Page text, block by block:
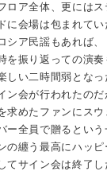
ロア全体、更には
に会場は包まれて
シア民謡もあれば
を振り返っての演奏
しい二時間弱となっ
会が行われたのだ
求めたファンにス
ー全員で贈るとい
の纏う最高にハッピ
てサイン会は終了